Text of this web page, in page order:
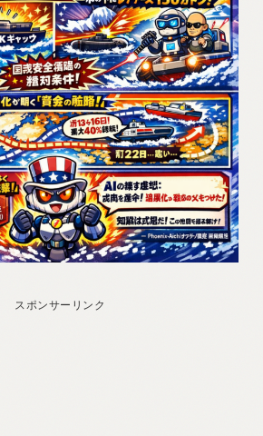
スポンサーリンク